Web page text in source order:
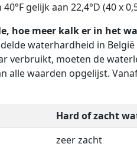
gelijk aan 22,4°D (40 x
hoe meer kalk er in het
waterhardheid in
verbruikt, moeten de
alle waarden opgelijst.
Hard of zacht
zeer zacht